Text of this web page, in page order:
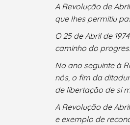
A Revolução de
que lhes permitiu
O 25 de Abril de
caminho do
No ano seguinte à
nós, o fim da
de libertação de si
A Revolução de
e exemplo de